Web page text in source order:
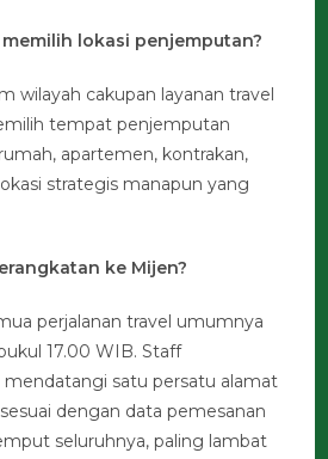
lokasi penjemputan?
wilayah cakupan layanan travel
tempat penjemputan
apartemen, kontrakan,
strategis manapun yang
ke Mijen?
perjalanan travel umumnya
17.00 WIB. Staff
satu persatu alamat
dengan data pemesanan
seluruhnya, paling lambat